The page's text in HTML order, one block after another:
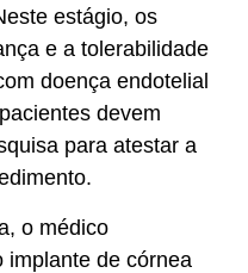
estágio, os
e a tolerabilidade
doença endotelial
devem
para atestar a
o médico
implante de córnea